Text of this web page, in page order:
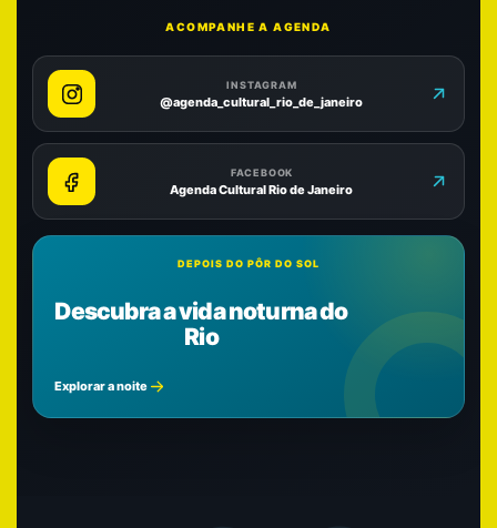
ACOMPANHE A AGENDA
INSTAGRAM
@agenda_cultural_rio_de_janeiro
FACEBOOK
Agenda Cultural Rio de Janeiro
DEPOIS DO PÔR DO SOL
Descubra a vida noturna do
Rio
Explorar a noite